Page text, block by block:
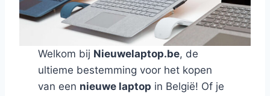
Welkom bij Nieuwelaptop.be, de
ultieme bestemming voor het kopen
van een nieuwe laptop in België! Of je